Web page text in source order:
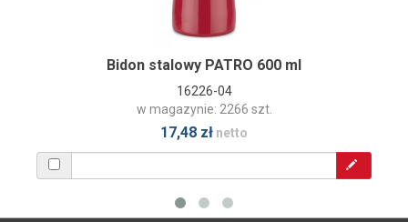
Bidon stalowy PATRO 600 ml
16226-04
w magazynie: 2266 szt.
17,48 zł netto